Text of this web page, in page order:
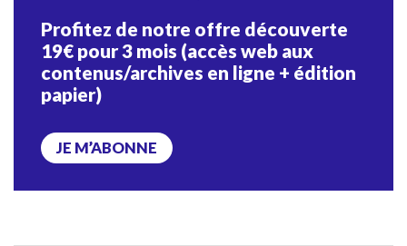
Profitez de notre offre découverte
19€ pour 3 mois (accès web aux
contenus/archives en ligne + édition
papier)
JE M’ABONNE